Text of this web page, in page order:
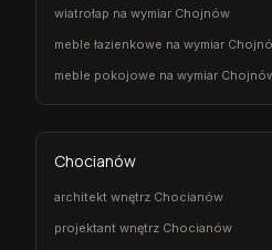
wiatrołap na wymiar Chojnów
meble łazienkowe na wymiar
meble pokojowe na wymiar
Chocianów
architekt wnętrz Chocianów
projektant wnętrz Chocianów